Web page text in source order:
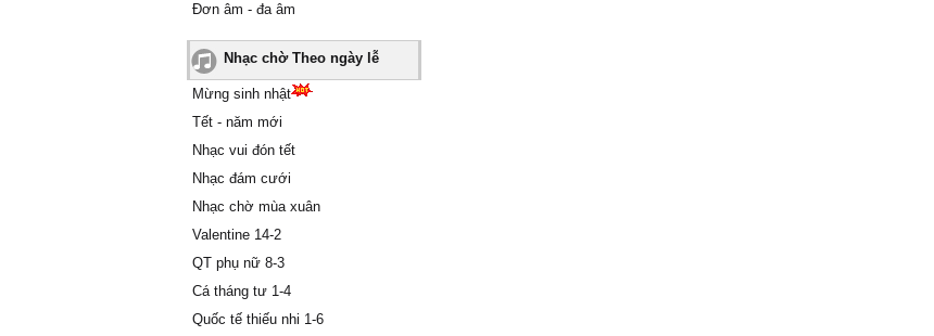
Đơn âm - đa âm
Nhạc chờ Theo ngày lễ
Mừng sinh nhật
Tết - năm mới
Nhạc vui đón tết
Nhạc đám cưới
Nhạc chờ mùa xuân
Valentine 14-2
QT phụ nữ 8-3
Cá tháng tư 1-4
Quốc tế thiếu nhi 1-6